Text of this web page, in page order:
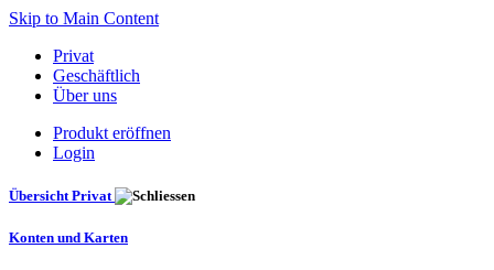
Skip to Main Content
Privat
Geschäftlich
Über uns
Produkt eröffnen
Login
Übersicht Privat
Konten und Karten